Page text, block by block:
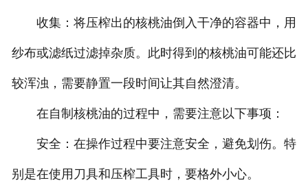
收集：将压榨出的核桃油倒入干净的容器中，用
纱布或滤纸过滤掉杂质。此时得到的核桃油可能还比
较浑浊，需要静置一段时间让其自然澄清。
在自制核桃油的过程中，需要注意以下事项：
安全：在操作过程中要注意安全，避免划伤。特
别是在使用刀具和压榨工具时，要格外小心。